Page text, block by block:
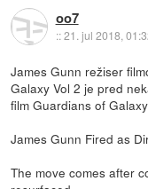
oo7
::21. jul 2018,
James Gunn režiser
Galaxy Vol 2 je pred
film Guardians of
James Gunn Fired as
The move comes after